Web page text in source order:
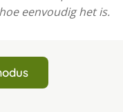
eenvoudig het is.